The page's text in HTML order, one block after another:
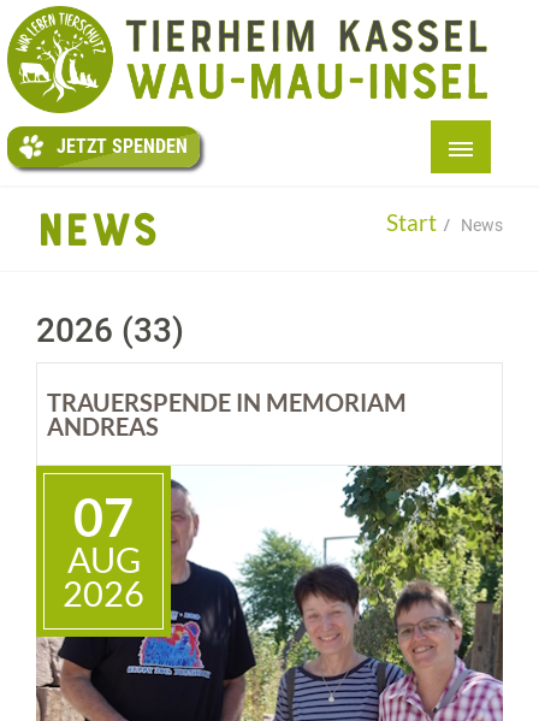
JETZT
SPENDEN
JETZT SPENDEN
ÜBER UNS
HELFEN
TAFEL
KITI
+
INFOS +
KONTAKT
SHOP
BMT +
NEWS Start News
2026 (33)
TRAUERSPENDE IN MEMORIAM
ANDREAS
07
AUG
2026